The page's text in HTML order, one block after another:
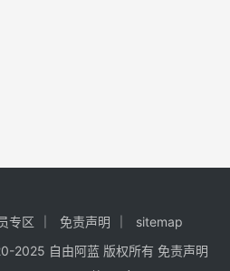
专区 免责声明
sitemap
2025 自由阿蓝 版权所有 免责声明